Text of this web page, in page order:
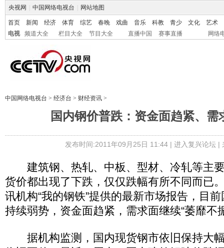
央视网 中国网络电视台 网站地图
首页 新闻 经济 体育 综艺 春晚 戏曲 音乐 科教 青少 文化
艺术
电视
频道大全 栏目大全 节目大全 直播中国 赛事直播 网络
中国网络电视台 > 经济台 > 财经资讯 >
国内钢价普跌：资金面趋紧、需
发布时间:2011年09月25日 11:44 | 进入复兴论坛|
建筑钢、热轧、中板、型材、冷轧等主
货价都出现了下跌，仅仅跌幅有所不同而已
讯机构“我的钢铁”提供的最新市场报告，目
持续弱势，资金面趋紧，需求面继续“萎靡不
据机构监测，国内现货钢市依旧保持大